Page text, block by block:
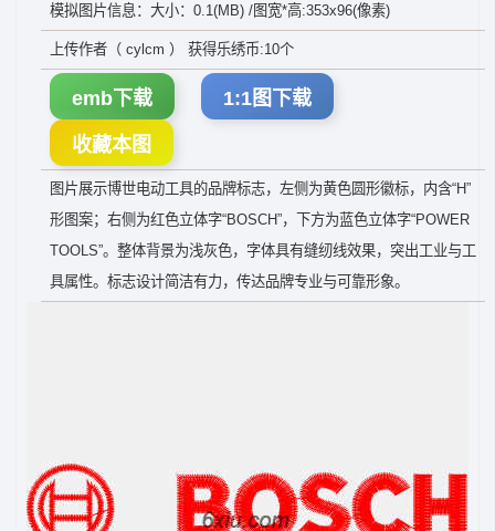
模拟图片信息：大小：0.1(MB) /图宽*高:353x96(像素)
上传作者（ cylcm ） 获得乐绣币:10个
emb下载 1:1图下载
收藏本图
图片展示博世电动工具的品牌标志，左侧为黄色圆形徽标，内含“H”
形图案；右侧为红色立体字“BOSCH”，下方为蓝色立体字“POWER
TOOLS”。整体背景为浅灰色，字体具有缝纫线效果，突出工业与工
具属性。标志设计简洁有力，传达品牌专业与可靠形象。